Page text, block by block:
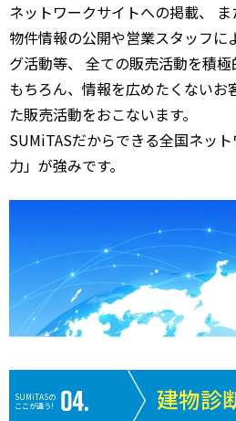
ネットワークサイトへの掲載、
物件情報の公開や営業スタッフに
グ活動等、 全ての販売活動を積極
もちろん、情報を広めたくないお
た販売活動をおこないます。
SUMiTASだからできる全国ネッ
力」が強みです。
SUMiTASの
ここが違う!
建物診